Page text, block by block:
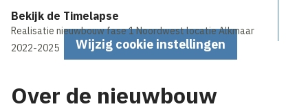
Wijzig cookie instellingen
Bekijk de Timelapse
Realisatie nieuwbouw fase 1 Noordwest locatie Alkmaar
2022-2025
Over de nieuwbouw